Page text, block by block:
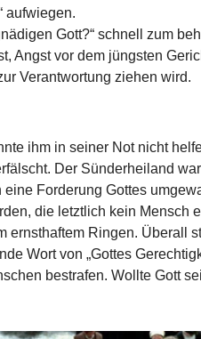
aufwiegen.
Gott?“ schnell zum
Angst vor dem jüngsten
Verantwortung ziehen wird.
ihm in seiner Not nicht
Der Sünderheiland
eine Forderung Gottes
die letztlich kein Mensch
ernsthaftem Ringen. Überall
Wort von „Gottes
bestrafen. Wollte Gott